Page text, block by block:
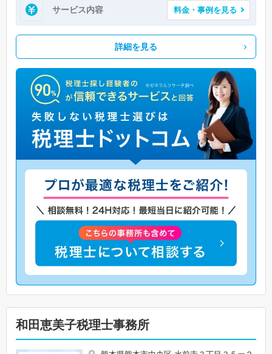
サービス内容 料金・事例を見る
詳細を見る
和田恵美子税理士事務所